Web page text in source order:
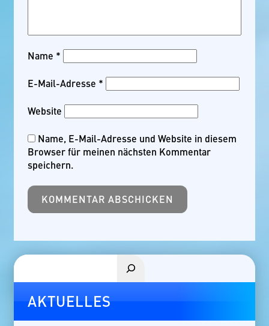
Name *
E-Mail-Adresse *
Website
Name, E-Mail-Adresse und Website in diesem
Browser für meinen nächsten Kommentar
speichern.
Suchen
AKTUELLES